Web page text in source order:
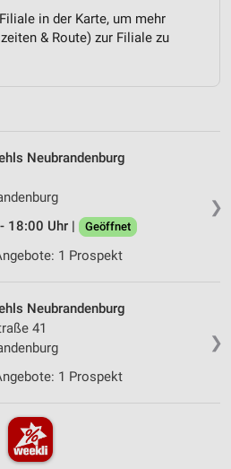
in der Karte, um mehr
& Route) zur Filiale zu
❯
Neubrandenburg
18:00 Uhr |
Geöffnet
1 Prospekt
❯
Neubrandenburg
41
1 Prospekt